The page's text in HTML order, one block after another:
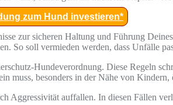
zum Hund investieren*
zur sicheren Haltung und Führung
So soll vermieden werden, dass Unfälle
Hundeverordnung. Diese Regeln
muss, besonders in der Nähe von
Aggressivität auffallen. In diesen Fällen